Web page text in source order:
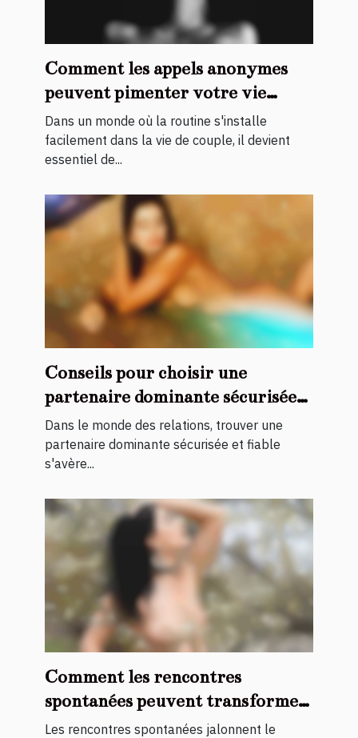
Comment les appels anonymes
peuvent pimenter votre vie
intime ?
Dans un monde où la routine s'installe
facilement dans la vie de couple, il devient
essentiel de...
Conseils pour choisir une
partenaire dominante sécurisée
et fiable
Dans le monde des relations, trouver une
partenaire dominante sécurisée et fiable
s'avère...
Comment les rencontres
spontanées peuvent transformer
votre quotidien ?
Les rencontres spontanées jalonnent le